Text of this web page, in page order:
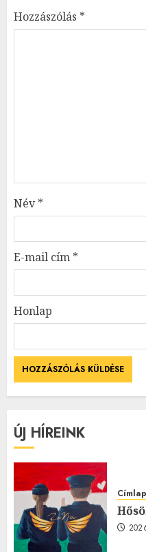
Hozzászólás *
Név*
E-mail cím *
Honlap
ÚJ HÍREINK
Címlap